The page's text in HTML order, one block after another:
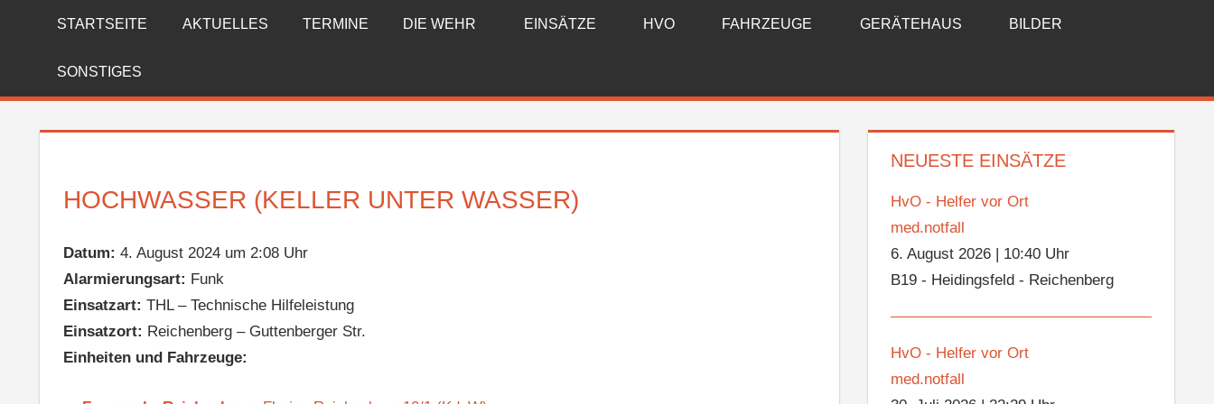
FREIWILLIGE
FEUERWEHR
REICHENBERG
STARTSEITE AKTUELLES TERMINE DIE WEHR EINSÄTZE HVO FAHRZEUGE GERÄTEHAUS BILDER
SONSTIGES
HOCHWASSER (KELLER UNTER WASSER)
Datum: 4. August 2024 um 2:08 Uhr
Alarmierungsart: Funk
Einsatzart: THL – Technische Hilfeleistung
Einsatzort: Reichenberg – Guttenberger Str.
Einheiten und Fahrzeuge:
NEUESTE EINSÄTZE
HvO - Helfer vor Ort
med.notfall
6. August 2026
10:40 Uhr
B19 - Heidingsfeld - Reichenberg
HvO - Helfer vor Ort
med.notfall